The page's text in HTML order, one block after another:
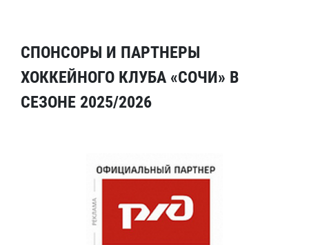
СПОНСОРЫ И ПАРТНЕРЫ
ХОККЕЙНОГО КЛУБА «СОЧИ» В
СЕЗОНЕ 2025/2026